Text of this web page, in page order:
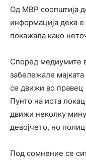
Од МВР соопштија
информација дека е
покажала како
Според медиумите
забележале
се движи во правец
Пунто на иста
движи неколку
девојчето, но
Под сомнение се